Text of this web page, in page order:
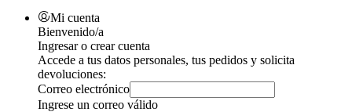
Mi cuenta
Bienvenido/a
Ingresar o crear cuenta
Accede a tus datos personales, tus pedidos y solicita
devoluciones:
Correo electrónico
Ingrese un correo válido